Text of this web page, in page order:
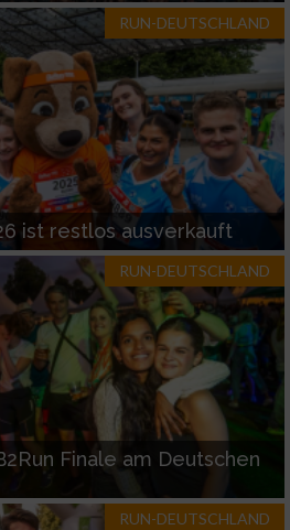
RUN-DEUTSCHLAND
ist restlos ausverkauft
RUN-DEUTSCHLAND
Finale am Deutschen
RUN-DEUTSCHLAND